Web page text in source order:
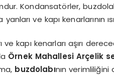
Kondansatörler,
ve kapı kenarlarının
ve kapı kenarları aşırı
Örnek Mahallesi Arçelik
buzdolabının verimliliğini